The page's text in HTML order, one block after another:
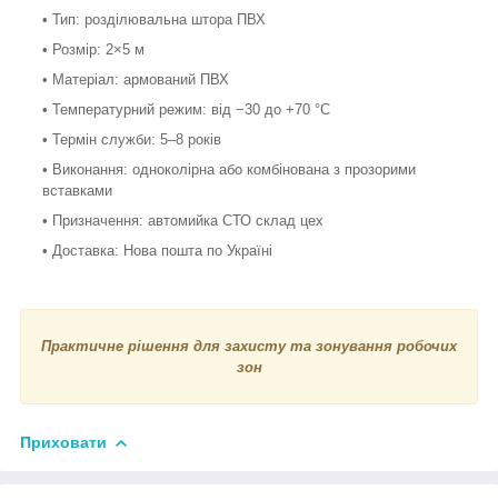
• Тип: розділювальна штора ПВХ
• Розмір: 2×5 м
• Матеріал: армований ПВХ
• Температурний режим: від −30 до +70 °С
• Термін служби: 5–8 років
• Виконання: одноколірна або комбінована з прозорими
вставками
• Призначення: автомийка СТО склад цех
• Доставка: Нова пошта по Україні
Практичне рішення для захисту та зонування робочих
зон
Приховати